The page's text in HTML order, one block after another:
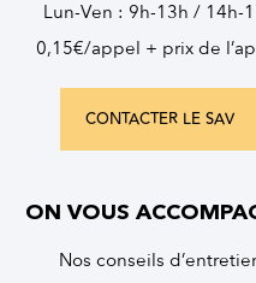
Lun-Ven : 9h-13h / 14h-
0,15€/appel + prix de
CONTACTER LE SAV
ON VOUS
Nos conseils